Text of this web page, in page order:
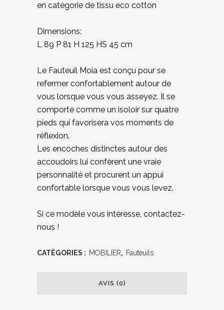
en catégorie de tissu eco cotton
Dimensions:
L 89 P 81 H 125 HS 45 cm
Le Fauteuil Moia est conçu pour se
refermer confortablement autour de
vous lorsque vous vous asseyez. Il se
comporte comme un isoloir sur quatre
pieds qui favorisera vos moments de
réflexion.
Les encoches distinctes autour des
accoudoirs lui confèrent une vraie
personnalité et procurent un appui
confortable lorsque vous vous levez.
Si ce modèle vous intéresse, contactez-
nous !
CATÉGORIES : MOBILIER, Fauteuils
AVIS (0)